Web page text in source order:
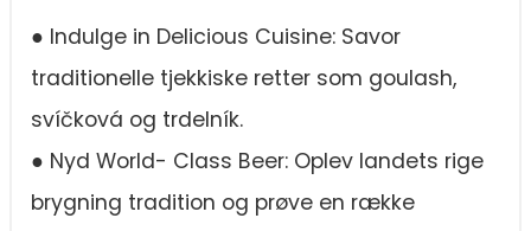
● Indulge in Delicious Cuisine: Savor
traditionelle tjekkiske retter som goulash,
svíčková og trdelník.
● Nyd World- Class Beer: Oplev landets rige
brygning tradition og prøve en række